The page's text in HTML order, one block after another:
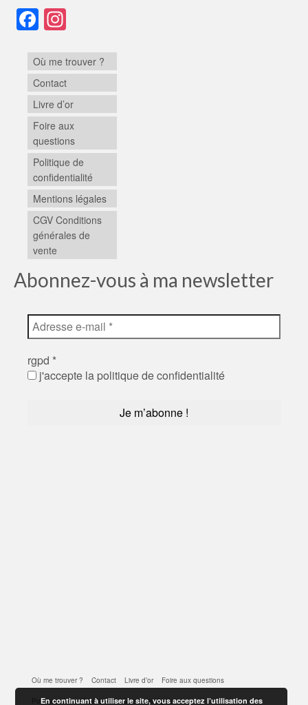
Facebook
Où me trouver ?
Contact
Livre d’or
Foire aux
questions
Politique de
confidentialité
Mentions légales
CGV Conditions
générales de
vente
Abonnez-vous à ma newsletter
rgpd *
j'accepte la politique de confidentialité
Où me trouver ? Contact Livre d’or Foire aux questions
Politique de confidentialité Mentions légales
En continuant à utiliser le site, vous acceptez l’utilisation des